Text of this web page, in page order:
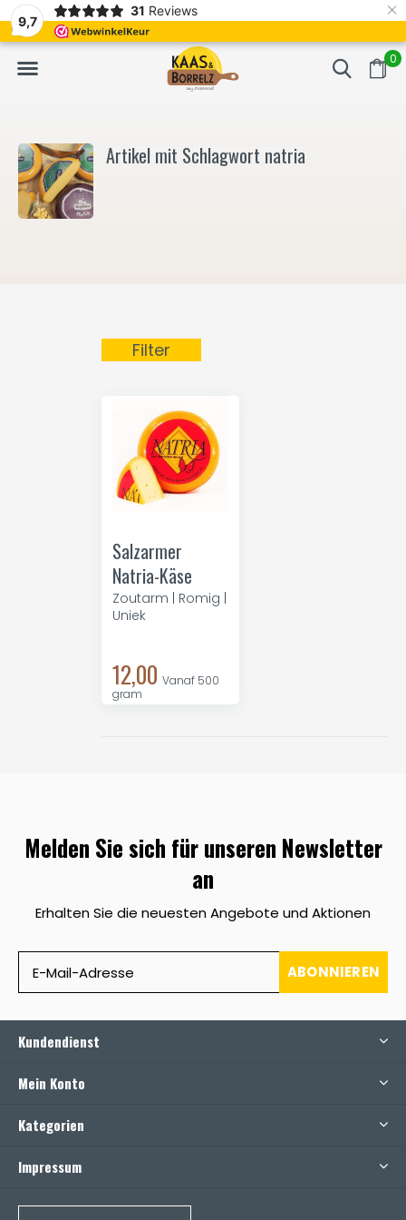
9,7
31 Reviews ×
0
Frisch geschnitten und vakuumverpackt. Meistens Lieferung
Artikel mit Schlagwort natria
Filter
Salzarmer
Natria-Käse
Zoutarm | Romig |
Uniek
12,00 Vanaf 500
gram
Melden Sie sich für unseren Newsletter
an
Erhalten Sie die neuesten Angebote und Aktionen
ABONNIEREN
Kundendienst
Mein Konto
Kategorien
Impressum